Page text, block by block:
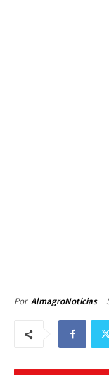
Por AlmagroNoticias